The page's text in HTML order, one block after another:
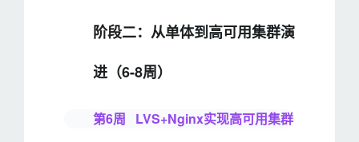
阶段二：从单体到高可用集群演
进（6-8周）
第6周 LVS+Nginx实现高可用集群